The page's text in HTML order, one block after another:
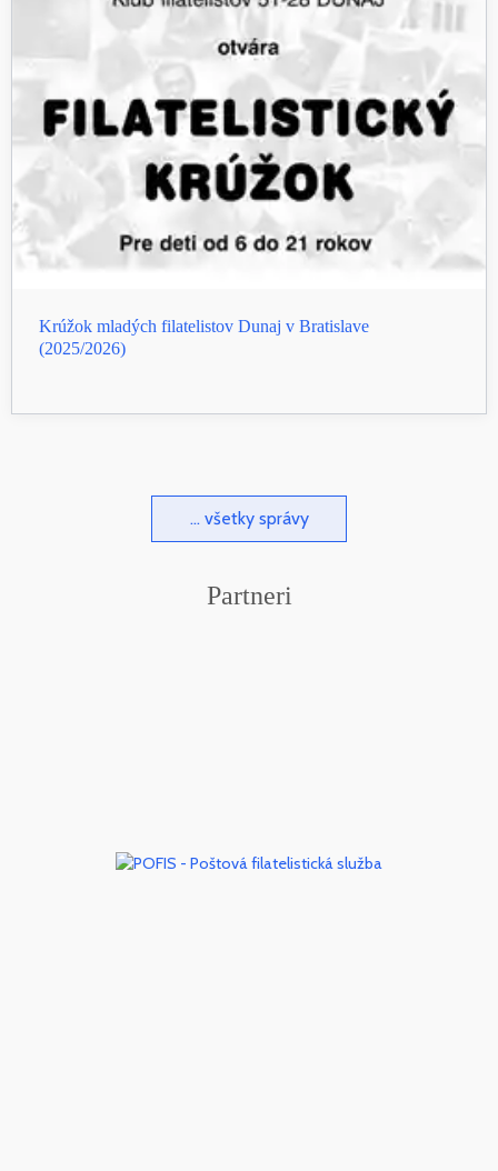
Krúžok mladých filatelistov Dunaj v Bratislave
(2025/2026)
... všetky správy
Partneri